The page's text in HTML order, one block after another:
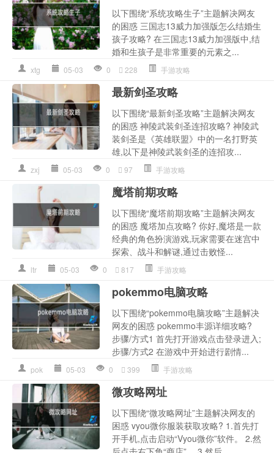
以下围绕“系统攻略生子”主题解决网友
的困惑 三国志13威力加强版怎么结婚生
孩子攻略? 在三国志13威力加强版中,结
婚和生孩子是非常重要的元素之...
xtg 05-03 0 228 手游攻略
最新剑圣攻略
以下围绕“最新剑圣攻略”主题解决网友
的困惑 神陵武装剑圣连招攻略? 神陵武
装剑圣是《英雄联盟》中的一名打野英
雄,以下是神陵武装剑圣的连招攻...
zxj 05-03 0 97 手游攻略
魔塔前期攻略
以下围绕“魔塔前期攻略”主题解决网友
的困惑 魔塔加点攻略? 你好,魔塔是一款
经典的角色扮演游戏,玩家需要在迷宫中
探索、战斗和解谜,通过击败怪...
ltr 05-03 0 817 手游攻略
pokemmo电脑攻略
以下围绕“pokemmo电脑攻略”主题解决
网友的困惑 pokemmo丰源详细攻略?
步骤/方式1 首先打开游戏点击登录进入;
步骤/方式2 在游戏中开始进行剧情...
pok 05-03 0 399 手游攻略
微攻略网址
以下围绕“微攻略网址”主题解决网友的
困惑 vyou微你服装获取攻略? 1.首先打
开手机,点击启动“Vyou微你”软件。 2.然